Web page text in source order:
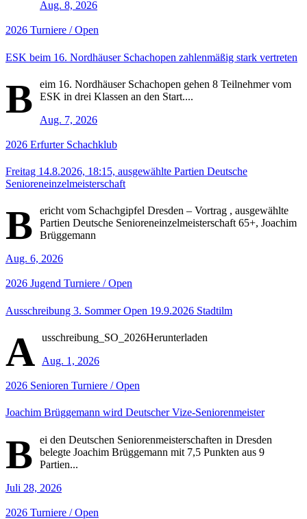
Aug. 8, 2026
2026 Turniere / Open
ESK beim 16. Nordhäuser Schachopen zahlenmäßig stark vertreten
B
eim 16. Nordhäuser Schachopen gehen 8 Teilnehmer vom
ESK in drei Klassen an den Start....
Aug. 7, 2026
2026 Erfurter Schachklub
Freitag 14.8.2026, 18:15, ausgewählte Partien Deutsche
Senioreneinzelmeisterschaft
B
ericht vom Schachgipfel Dresden – Vortrag , ausgewählte
Partien Deutsche Senioreneinzelmeisterschaft 65+, Joachim
Brüggemann
Aug. 6, 2026
2026 Jugend Turniere / Open
Ausschreibung 3. Sommer Open 19.9.2026 Stadtilm
A usschreibung_SO_2026Herunterladen
Aug. 1, 2026
2026 Senioren Turniere / Open
Joachim Brüggemann wird Deutscher Vize-Seniorenmeister
B
ei den Deutschen Seniorenmeisterschaften in Dresden
belegte Joachim Brüggemann mit 7,5 Punkten aus 9
Partien...
Juli 28, 2026
2026 Turniere / Open